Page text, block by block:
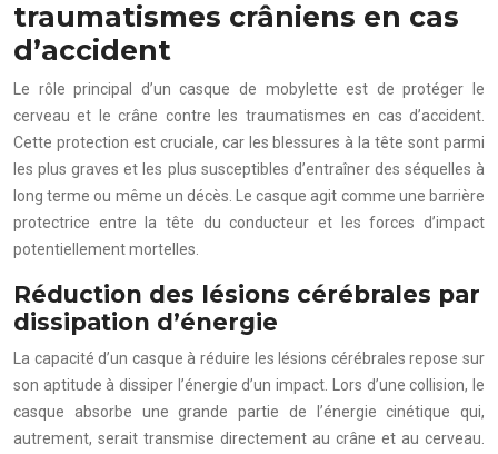
traumatismes crâniens en cas
d’accident
Le rôle principal d’un casque de mobylette est de protéger le
cerveau et le crâne contre les traumatismes en cas d’accident.
Cette protection est cruciale, car les blessures à la tête sont parmi
les plus graves et les plus susceptibles d’entraîner des séquelles à
long terme ou même un décès. Le casque agit comme une barrière
protectrice entre la tête du conducteur et les forces d’impact
potentiellement mortelles.
Réduction des lésions cérébrales par
dissipation d’énergie
La capacité d’un casque à réduire les lésions cérébrales repose sur
son aptitude à dissiper l’énergie d’un impact. Lors d’une collision, le
casque absorbe une grande partie de l’énergie cinétique qui,
autrement, serait transmise directement au crâne et au cerveau.